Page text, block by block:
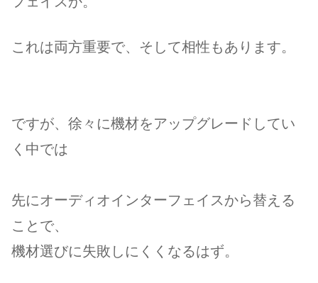
これは両方重要で、そして相性もあります。
ですが、徐々に機材をアップグレードしてい
く中では
先にオーディオインターフェイスから替える
ことで、
機材選びに失敗しにくくなるはず。